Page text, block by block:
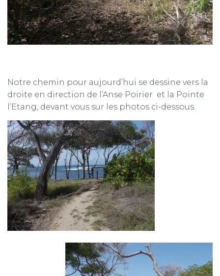
Notre chemin pour aujourd’hui se dessine vers la
droite en direction de l’Anse Poirier et la Pointe
l’Etang, devant vous sur les photos ci-dessous.